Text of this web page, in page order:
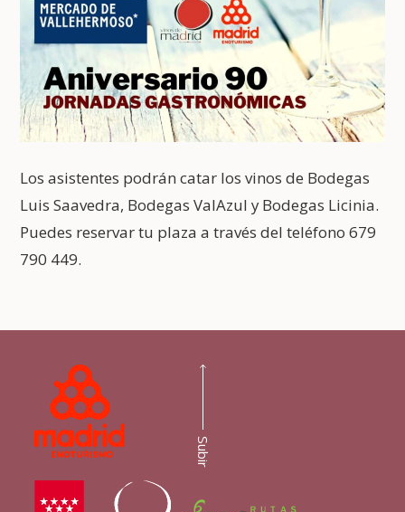
Los asistentes podrán catar los vinos de Bodegas
Luis Saavedra, Bodegas ValAzul y Bodegas Licinia.
Puedes reservar tu plaza a través del teléfono 679
790 449.
Subir